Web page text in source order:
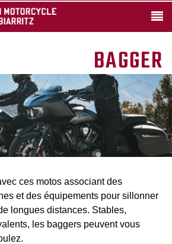
BAGGER
ces motos associant des
et des équipements pour sillonner
longues distances. Stables,
les baggers peuvent vous